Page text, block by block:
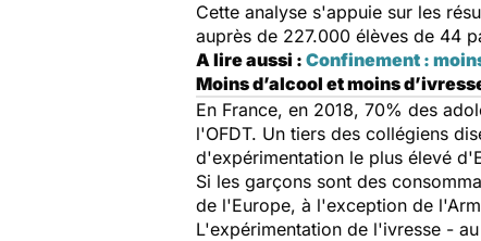
Cette analyse s'appuie sur les
auprès de 227.000 élèves de 44
A lire aussi : Confinement :
Moins d’alcool et moins
En France, en 2018, 70% des
l'OFDT. Un tiers des collégiens
d'expérimentation le plus élevé
Si les garçons sont des
de l'Europe, à l'exception de
L'expérimentation de l'ivresse -